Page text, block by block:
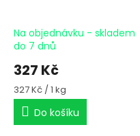
Na objednávku - skladem
do 7 dnů
327 Kč
Měrná
cena:
327 Kč / 1 kg
Do košíku